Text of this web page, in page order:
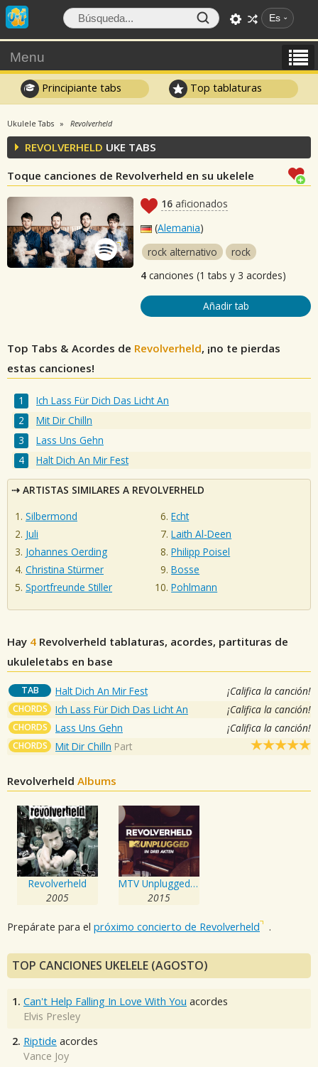
Es
Menu
Principiante tabs Top tablaturas
Ukulele Tabs Revolverheld
REVOLVERHELD UKE TABS
Toque canciones de Revolverheld en su ukelele
16 aficionados
(Alemania)
rock alternativo
rock
4 canciones (1 tabs y 3 acordes)
Añadir tab
Top Tabs & Acordes de Revolverheld, ¡no te pierdas
estas canciones!
Ich Lass Für Dich Das Licht An
Mit Dir Chilln
Lass Uns Gehn
Halt Dich An Mir Fest
ARTISTAS SIMILARES A REVOLVERHELD
Silbermond
Juli
Johannes Oerding
Christina Stürmer
Sportfreunde Stiller
Echt
Laith Al-Deen
Philipp Poisel
Bosse
Pohlmann
Hay 4 Revolverheld tablaturas, acordes, partituras de
ukuleletabs en base
TAB Halt Dich An Mir Fest ¡Califica la canción!
CHORDS Ich Lass Für Dich Das Licht An ¡Califica la canción!
CHORDS Lass Uns Gehn ¡Califica la canción!
CHORDS Mit Dir Chilln Part
Revolverheld Albums
Revolverheld
2005
MTV Unplugged in drei Akten
2015
Prepárate para el próximo concierto de Revolverheld .
TOP CANCIONES UKELELE (AGOSTO)
1. Can't Help Falling In Love With You acordes
Elvis Presley
2. Riptide acordes
Vance Joy